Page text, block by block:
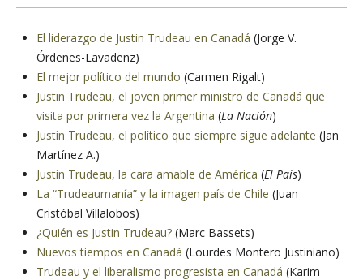
El liderazgo de Justin Trudeau en Canadá (Jorge V.
Órdenes-Lavadenz)
El mejor político del mundo (Carmen Rigalt)
Justin Trudeau, el joven primer ministro de Canadá que
visita por primera vez la Argentina (La Nación)
Justin Trudeau, el político que siempre sigue adelante (Jan
Martínez A.)
Justin Trudeau, la cara amable de América (El País)
La “Trudeaumanía” y la imagen país de Chile (Juan
Cristóbal Villalobos)
¿Quién es Justin Trudeau? (Marc Bassets)
Nuevos tiempos en Canadá (Lourdes Montero Justiniano)
Trudeau y el liberalismo progresista en Canadá (Karim